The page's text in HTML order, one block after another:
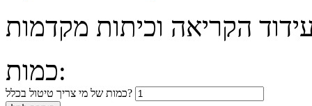
הקריאה וכיתות מקדמות
כמות:
כמות של מי צריך טיטול בכלל?